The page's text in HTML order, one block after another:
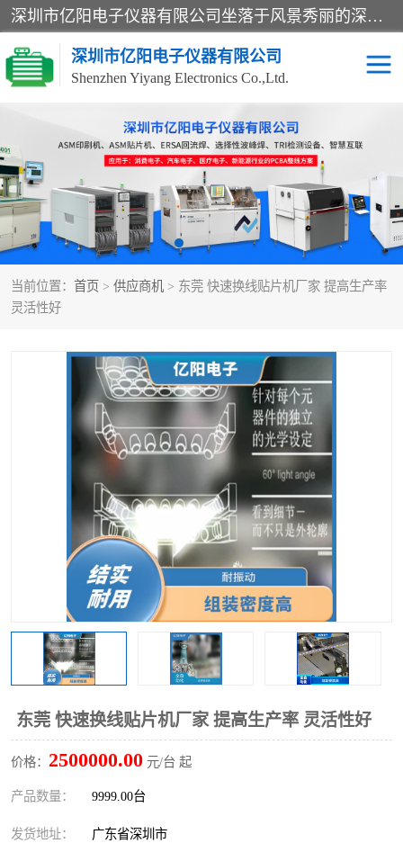
深圳市亿阳电子仪器有限公司坐落于风景秀丽的深圳市光明区，集SMT设备销售务为一体，努力为客户提供电子装配解决方案。与行业**SMT设备厂商：ASM（印刷机，锡膏检查机，贴片机），德国ERSA（爱莎）建立了稳固的代理合作关系，销售的设备一直保持**电子装配行业未来发展方向，能够满足客户各种繁杂产品的生产应用。
深圳市亿阳电子仪器有限公司
Shenzhen Yiyang Electronics Co.,Ltd.
当前位置： 首页 > 供应商机 > 东莞 快速换线贴片机厂家 提高生产率
灵活性好
东莞 快速换线贴片机厂家 提高生产率 灵活性好
价格： 2500000.00 元/台 起
产品数量： 9999.00台
发货地址： 广东省深圳市
SX全自动高速贴片机 E系列中速贴片机
NeoHorizon全自动锡膏印
刷机
选择性波峰焊
VERSAFLOW-335
回流焊HOTFLOW 3/20e 波峰焊
BGA返修台HR600/2 自动光学检测TR7700QE
TR5001
自动光学检测TR7710 XS全自动高速贴片机
TX 全自动高速贴片机